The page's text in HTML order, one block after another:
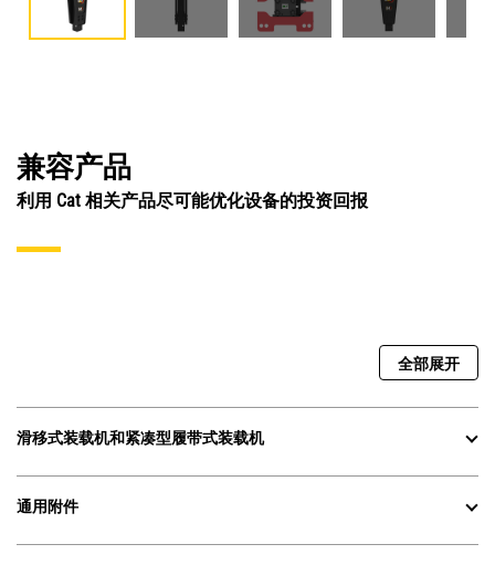
兼容产品
利用 Cat 相关产品尽可能优化设备的投资回报
全部展开
滑移式装载机和紧凑型履带式装载机
通用附件